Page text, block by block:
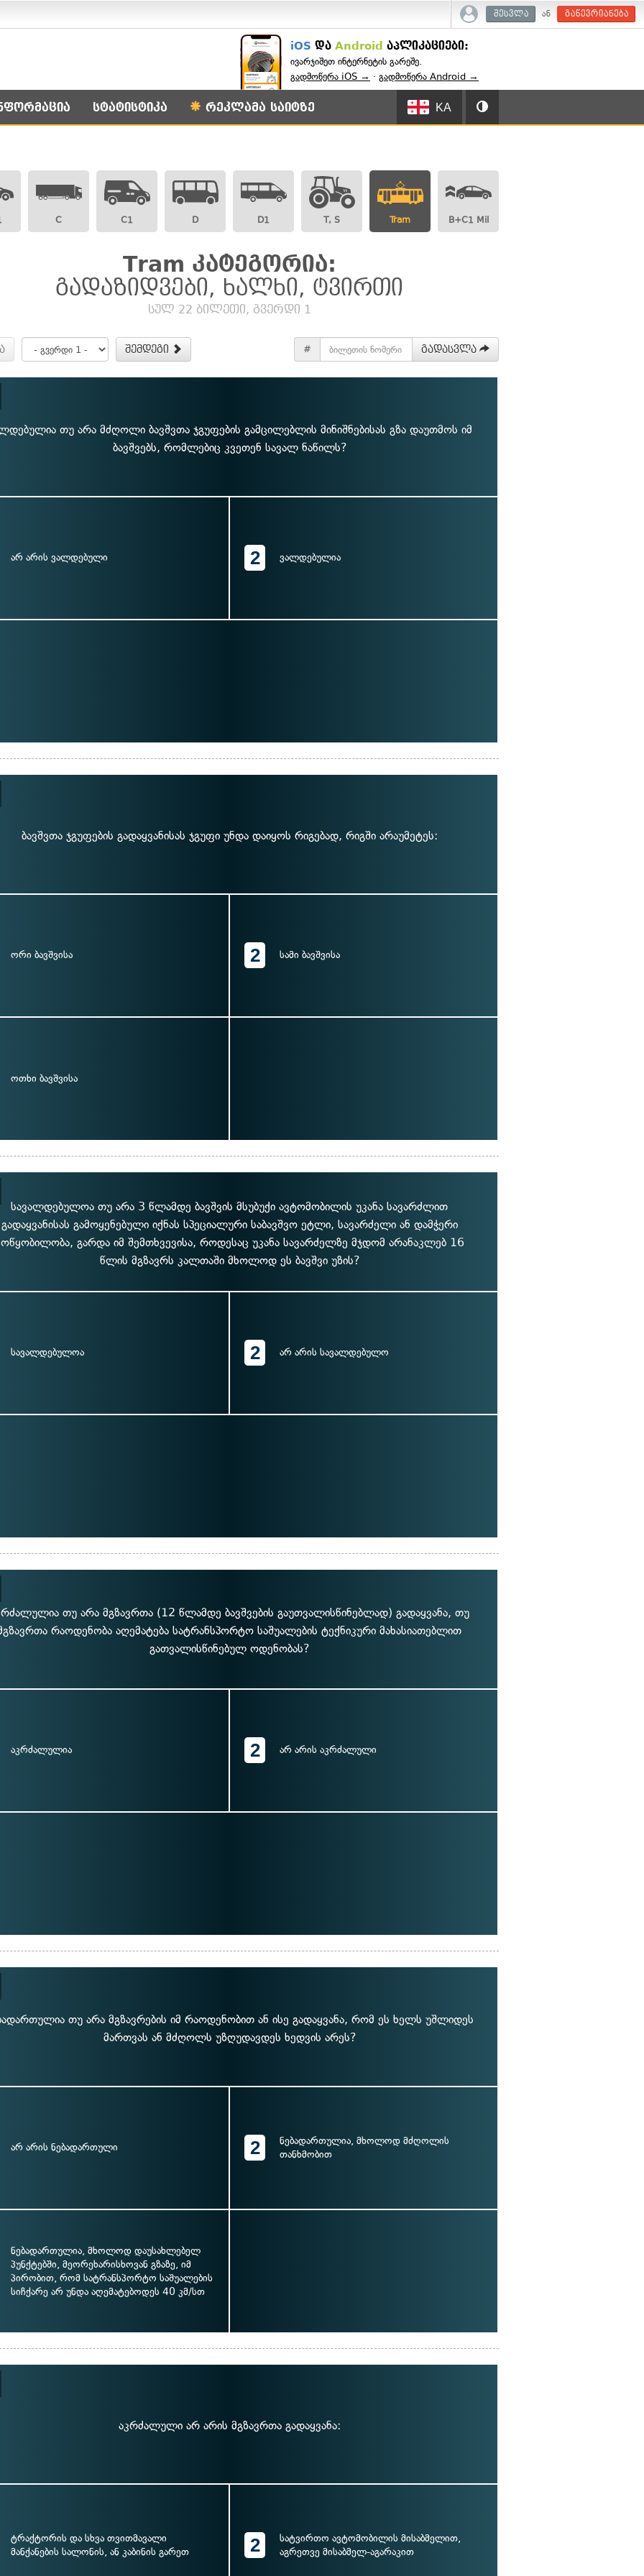
შესვლა ან გაწევრიანება
iOS და Android აპლიკაციები:
ივარჯიშეთ ინტერნეტის გარეშე.
გადმოწერა iOS → · გადმოწერა Android →
სტატისტიკა რეკლამა საიტზე KA
C C1 D D1 T, S Tram B+C1 Mil
Tram კატეგორია:
გადაზიდვები, ხალხი, ტვირთი
სულ 22 ბილეთი, გვერდი 1
შემდეგი # გადასვლა
თუ არა მძღოლი ბავშვთა ჯგუფების გამცილებლის მინიშნებისას გზა დაუთმოს იმ
ბავშვებს, რომლებიც კვეთენ სავალ ნაწილს?
არ არის ვალდებული 2 ვალდებულია
ბავშვთა ჯგუფების გადაყვანისას ჯგუფი უნდა დაიყოს რიგებად, რიგში არაუმეტეს:
ორი ბავშვისა 2 სამი ბავშვისა
ოთხი ბავშვისა
სავალდებულოა თუ არა 3 წლამდე ბავშვის მსუბუქი ავტომობილის უკანა სავარძლით
გადაყვანისას გამოყენებული იქნას სპეციალური საბავშვო ეტლი, სავარძელი ან დამჭერი
გარდა იმ შემთხვევისა, როდესაც უკანა სავარძელზე მჯდომ არანაკლებ 16
წლის მგზავრს კალთაში მხოლოდ ეს ბავშვი უზის?
სავალდებულოა 2 არ არის სავალდებულო
თუ არა მგზავრთა (12 წლამდე ბავშვების გაუთვალისწინებლად) გადაყვანა, თუ
რაოდენობა აღემატება სატრანსპორტო საშუალების ტექნიკური მახასიათებლით
გათვალისწინებულ ოდენობას?
აკრძალულია 2 არ არის აკრძალული
თუ არა მგზავრების იმ რაოდენობით ან ისე გადაყვანა, რომ ეს ხელს უშლიდეს
მართვას ან მძღოლს უზღუდავდეს ხედვის არეს?
არ არის ნებადართული 2
ნებადართულია, მხოლოდ მძღოლის
თანხმობით
ნებადართულია, მხოლოდ დაუსახლებელ
პუნქტებში, მეორეხარისხოვან გზაზე, იმ
პირობით, რომ სატრანსპორტო საშუალების
სიჩქარე არ უნდა აღემატებოდეს 40 კმ/სთ
აკრძალული არ არის მგზავრთა გადაყვანა:
ტრაქტორის და სხვა თვითმავალი
მანქანების სალონის, ან კაბინის გარეთ
2
სატვირთო ავტომობილის მისაბმელით,
აგრეთვე მისაბმელ-აგარაკით